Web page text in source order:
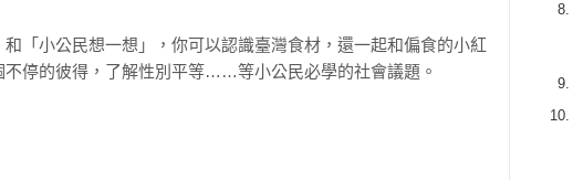
「小公民想一想」，你可以認識臺灣食材，還一起和偏食的小紅
不停的彼得，了解性別平等……等小公民必學的社會議題。